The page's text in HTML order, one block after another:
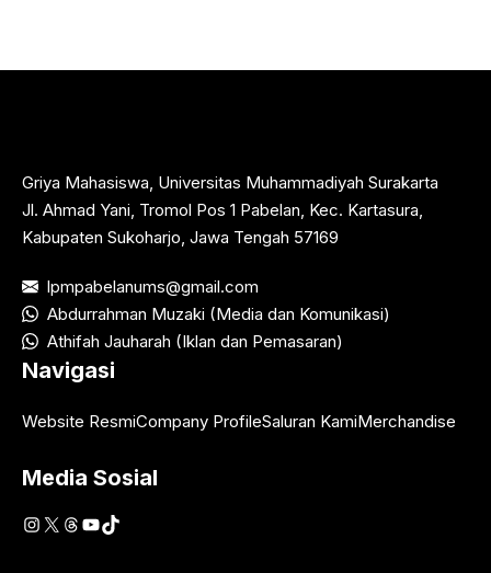
Griya Mahasiswa, Universitas Muhammadiyah Surakarta
Jl. Ahmad Yani, Tromol Pos 1 Pabelan, Kec. Kartasura,
Kabupaten Sukoharjo, Jawa Tengah 57169
lpmpabelanums@gmail.com
Abdurrahman Muzaki (Media dan Komunikasi)
Athifah Jauharah (Iklan dan Pemasaran)
Navigasi
Website ResmiCompany ProfileSaluran KamiMerchandise
Media Sosial
Instagram
X Threads
YouTube
TikTok